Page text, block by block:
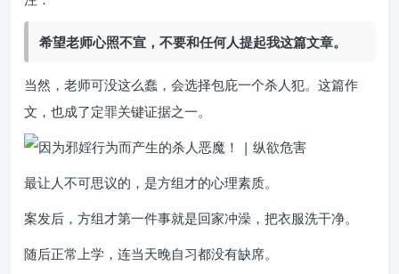
希望老师心照不宣，不要和任何人提起我这篇文章。
当然，老师可没这么蠢，会选择包庇一个杀人犯。这篇作
文，也成了定罪关键证据之一。
最让人不可思议的，是方组才的心理素质。
案发后，方组才第一件事就是回家冲澡，把衣服洗干净。
随后正常上学，连当天晚自习都没有缺席。